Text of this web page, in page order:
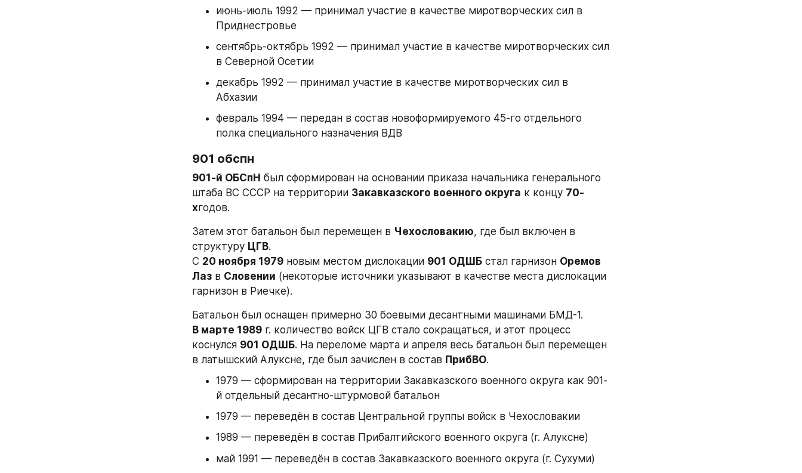
июнь-июль 1992 — принимал участие в качестве миротворческих сил в
Приднестровье
сентябрь-октябрь 1992 — принимал участие в качестве миротворческих сил
в Северной Осетии
декабрь 1992 — принимал участие в качестве миротворческих сил в
Абхазии
февраль 1994 — передан в состав новоформируемого 45-го отдельного
полка специального назначения ВДВ
901 обспн
901-й ОБСпН был сформирован на основании приказа начальника генерального
штаба ВС СССР на территории Закавказского военного округа к концу 70-
хгодов.
Затем этот батальон был перемещен в Чехословакию, где был включен в
структуру ЦГВ.
С 20 ноября 1979 новым местом дислокации 901 ОДШБ стал гарнизон Оремов
Лаз в Словении (некоторые источники указывают в качестве места дислокации
гарнизон в Риечке).
Батальон был оснащен примерно 30 боевыми десантными машинами БМД-1.
В марте 1989 г. количество войск ЦГВ стало сокращаться, и этот процесс
коснулся 901 ОДШБ. На переломе марта и апреля весь батальон был перемещен
в латышский Алуксне, где был зачислен в состав ПрибВО.
1979 — сформирован на территории Закавказского военного округа как 901-
й отдельный десантно-штурмовой батальон
1979 — переведён в состав Центральной группы войск в Чехословакии
1989 — переведён в состав Прибалтийского военного округа (г. Алуксне)
май 1991 — переведён в состав Закавказского военного округа (г. Сухуми)